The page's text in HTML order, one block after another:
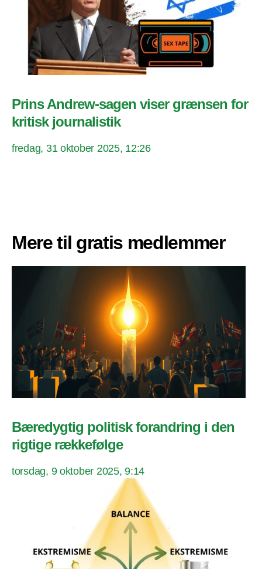
Prins Andrew-sagen viser grænsen for
kritisk journalistik
fredag, 31 oktober 2025, 12:26
Mere til gratis medlemmer
Bæredygtig politisk forandring i den
rigtige rækkefølge
torsdag, 9 oktober 2025, 9:14